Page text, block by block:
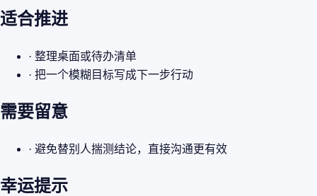
适合推进
· 整理桌面或待办清单
· 把一个模糊目标写成下一步行动
需要留意
· 避免替别人揣测结论，直接沟通更有效
幸运提示